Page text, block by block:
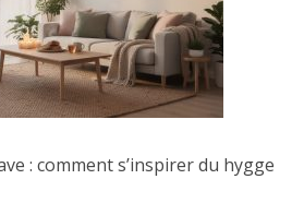
: comment s’inspirer du hygge